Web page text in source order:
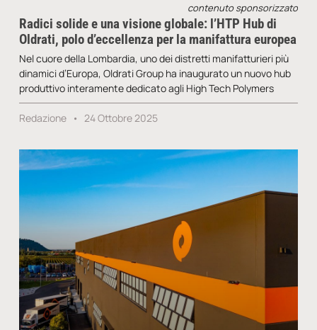
contenuto sponsorizzato
Radici solide e una visione globale: l’HTP Hub di
Oldrati, polo d’eccellenza per la manifattura europea
Nel cuore della Lombardia, uno dei distretti manifatturieri più
dinamici d’Europa, Oldrati Group ha inaugurato un nuovo hub
produttivo interamente dedicato agli High Tech Polymers
Redazione 24 Ottobre 2025